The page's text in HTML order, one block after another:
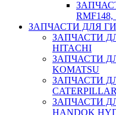
RMF148,
ЗАПЧАСТИ ДЛЯ
ЗАПЧАСТИ
HITACHI
ЗАПЧАСТИ
KOMATSU
ЗАПЧАСТИ
CATERPILLAR
ЗАПЧАСТИ
HANDOK